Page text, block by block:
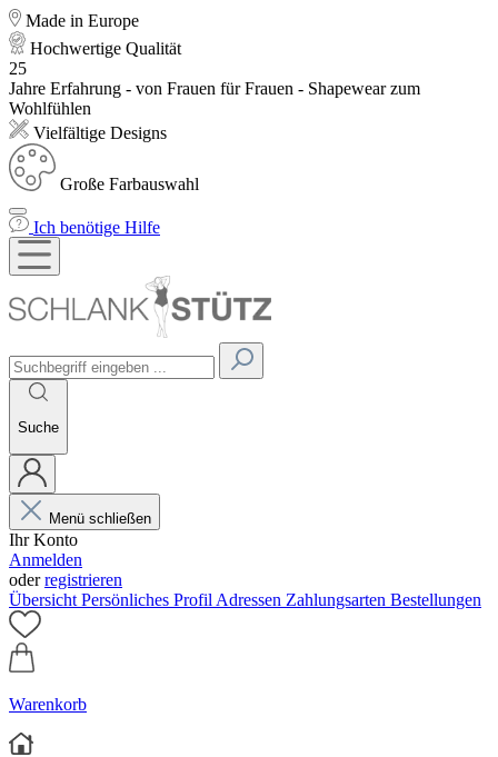
Made in Europe
Hochwertige Qualität
25
Jahre Erfahrung - von Frauen für Frauen - Shapewear zum
Wohlfühlen
Vielfältige Designs
Große Farbauswahl
Ich benötige Hilfe
Suche
Menü schließen
Ihr Konto
Anmelden
oderregistrieren
Übersicht Persönliches Profil Adressen Zahlungsarten Bestellungen
Warenkorb